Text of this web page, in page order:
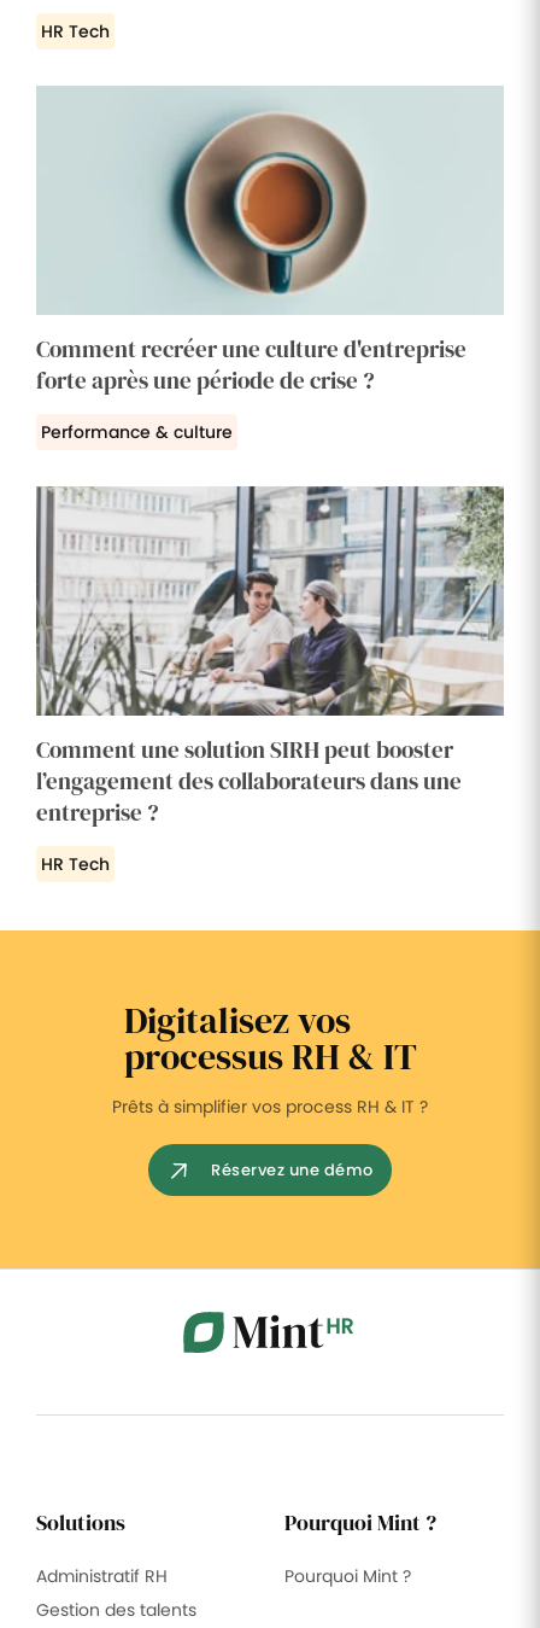
HR Tech
Comment recréer une culture d'entreprise
forte après une période de crise ?
Performance & culture
Comment une solution SIRH peut booster
l’engagement des collaborateurs dans une
entreprise ?
HR Tech
Digitalisez vos
processus RH & IT
Prêts à simplifier vos process RH & IT ?
Réservez une démo
Solutions
Administratif RH
Gestion des talents
Pourquoi Mint ?
Pourquoi Mint ?